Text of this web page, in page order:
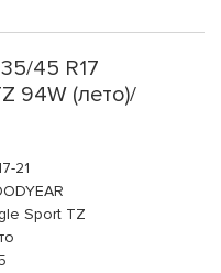
45 R17
94W (лето)/
21
Sport TZ